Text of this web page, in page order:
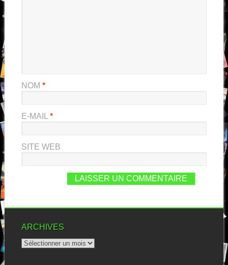
NOM *
E-MAIL *
SITE WEB
ARCHIVES